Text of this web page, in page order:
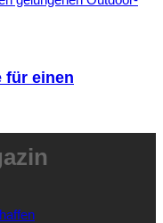
für einen